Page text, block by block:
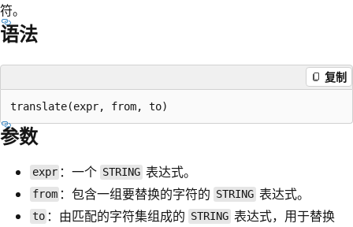
符。
语法
复制
参数
expr ：一个 STRING 表达式。
from ：包含一组要替换的字符的 STRING 表达式。
to ：由匹配的字符集组成的 STRING 表达式，用于替换